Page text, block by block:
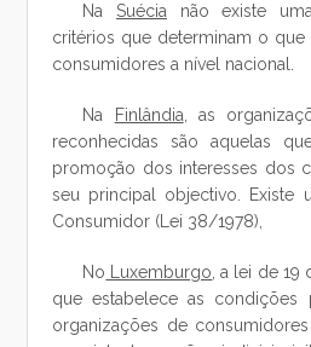
NaSuécia não existe
critérios que determinam o
consumidores a nível nacional.
Na Finlândia , as
reconhecidas são aquelas
promoção dos interesses dos
seu principal objectivo. Existe
Consumidor (Lei 38/1978),
No Luxemburgo , a lei de
que estabelece as condições
organizações de